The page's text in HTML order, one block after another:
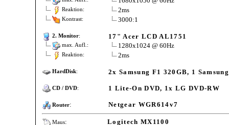
Reaktion: 2ms
Kontrast: 3000:1
2. Monitor: 17" Acer LCD AL1751
max. Aufl.: 1280x1024 @ 60Hz
Reaktion: 2ms
HardDisk: 2x Samsung F1 320GB, 1
CD / DVD: 1 Lite-On DVD, 1x LG DVD-RW
Router: Netgear WGR614v7
Maus: Logitech MX1100